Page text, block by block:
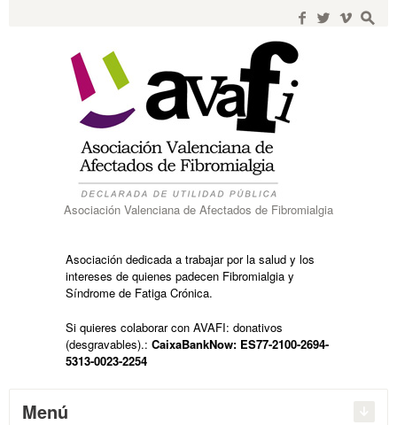
f w i s
Asociación Valenciana de Afectados de Fibromialgia
Asociación dedicada a trabajar por la salud y los
intereses de quienes padecen Fibromialgia y
Síndrome de Fatiga Crónica.
Si quieres colaborar con AVAFI: donativos
(desgravables).:CaixaBankNow: ES77-2100-2694-
5313-0023-2254
Menú